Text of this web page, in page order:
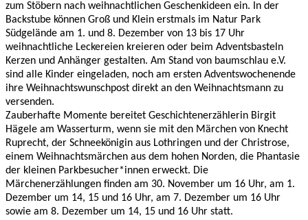
zum Stöbern nach weihnachtlichen Geschenkideen ein. In der
Backstube können Groß und Klein erstmals im Natur Park
Südgelände am 1. und 8. Dezember von 13 bis 17 Uhr
weihnachtliche Leckereien kreieren oder beim Adventsbasteln
Kerzen und Anhänger gestalten. Am Stand von baumschlau e.V.
sind alle Kinder eingeladen, noch am ersten Adventswochenende
ihre Weihnachtswunschpost direkt an den Weihnachtsmann zu
versenden.
Zauberhafte Momente bereitet Geschichtenerzählerin Birgit
Hägele am Wasserturm, wenn sie mit den Märchen von Knecht
Ruprecht, der Schneekönigin aus Lothringen und der Christrose,
einem Weihnachtsmärchen aus dem hohen Norden, die Phantasie
der kleinen Parkbesucher*innen erweckt. Die
Märchenerzählungen finden am 30. November um 16 Uhr, am 1.
Dezember um 14, 15 und 16 Uhr, am 7. Dezember um 16 Uhr
sowie am 8. Dezember um 14, 15 und 16 Uhr statt.